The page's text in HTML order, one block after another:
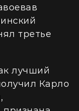
третье
лучший
Карло